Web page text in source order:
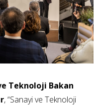
Teknoloji Bakan
, “Sanayi ve Teknoloji